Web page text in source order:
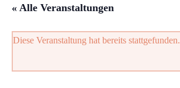
« Alle Veranstaltungen
Diese Veranstaltung hat bereits stattgefunden.